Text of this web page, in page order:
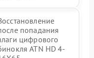
попадания
цифрового
ATN HD 4-